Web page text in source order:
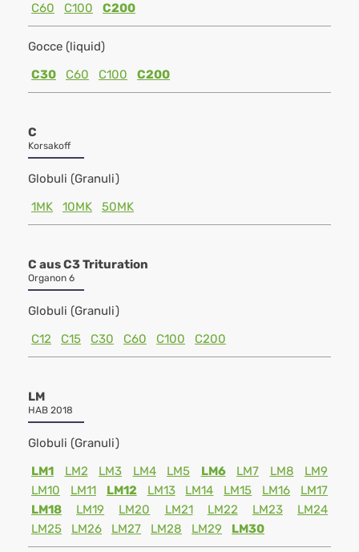
C60
C100 C200
Gocce (liquid)
C30
C60 C100 C200
C
Korsakoff
Globuli (Granuli)
1MK
10MK 50MK
C aus C3 Trituration
Organon 6
Globuli (Granuli)
C12
C15 C30 C60 C100 C200
LM
HAB 2018
Globuli (Granuli)
LM1
LM2 LM3 LM4 LM5 LM6 LM7 LM8
LM9
LM10
LM11 LM12 LM13 LM14 LM15 LM16
LM17
LM18
LM19 LM20 LM21 LM22 LM23
LM24
LM25
LM26 LM27 LM28 LM29 LM30